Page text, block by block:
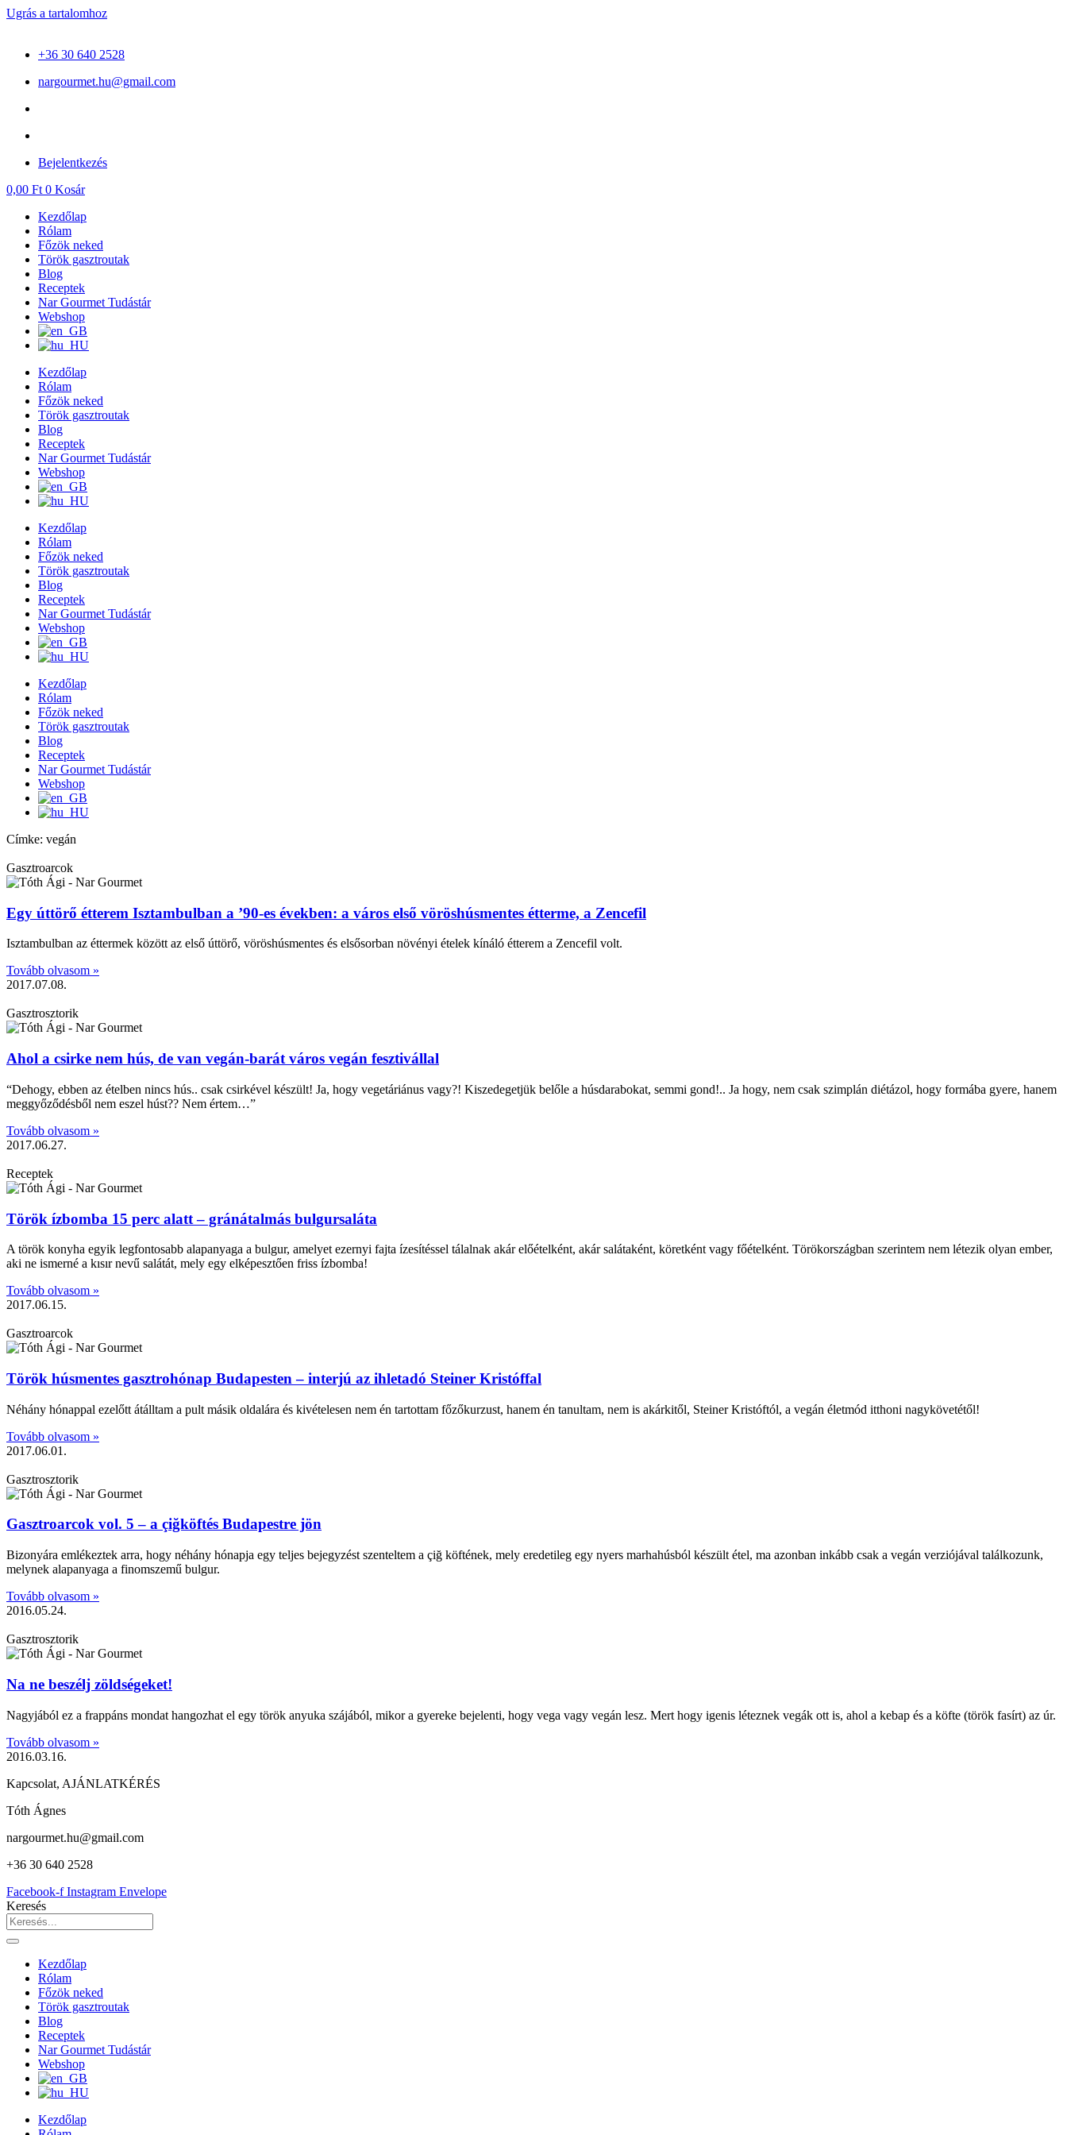
Ugrás a tartalomhoz
+36 30 640 2528
nargourmet.hu@gmail.com
Bejelentkezés
0,00 Ft 0 Kosár
Kezdőlap
Rólam
Főzök neked
Török gasztroutak
Blog
Receptek
Nar Gourmet Tudástár
Webshop
Kezdőlap
Rólam
Főzök neked
Török gasztroutak
Blog
Receptek
Nar Gourmet Tudástár
Webshop
Kezdőlap
Rólam
Főzök neked
Török gasztroutak
Blog
Receptek
Nar Gourmet Tudástár
Webshop
Kezdőlap
Rólam
Főzök neked
Török gasztroutak
Blog
Receptek
Nar Gourmet Tudástár
Webshop
Címke: vegán
Gasztroarcok
Egy úttörő étterem Isztambulban a ’90-es években: a város első vöröshúsmentes étterme, a Zencefil
Isztambulban az éttermek között az első úttörő, vöröshúsmentes és elsősorban növényi ételek kínáló étterem a Zencefil volt.
Tovább olvasom »
2017.07.08.
Gasztrosztorik
Ahol a csirke nem hús, de van vegán-barát város vegán fesztivállal
“Dehogy, ebben az ételben nincs hús.. csak csirkével készült! Ja, hogy vegetáriánus vagy?! Kiszedegetjük belőle a húsdarabokat, semmi gond!.. Ja hogy, nem csak szimplán diétázol, hogy formába gyere, hanem
meggyőződésből nem eszel húst?? Nem értem…”
Tovább olvasom »
2017.06.27.
Receptek
Török ízbomba 15 perc alatt – gránátalmás bulgursaláta
A török konyha egyik legfontosabb alapanyaga a bulgur, amelyet ezernyi fajta ízesítéssel tálalnak akár előételként, akár salátaként, köretként vagy főételként. Törökországban szerintem nem létezik olyan ember,
aki ne ismerné a kısır nevű salátát, mely egy elképesztően friss ízbomba!
Tovább olvasom »
2017.06.15.
Gasztroarcok
Török húsmentes gasztrohónap Budapesten – interjú az ihletadó Steiner Kristóffal
Néhány hónappal ezelőtt átálltam a pult másik oldalára és kivételesen nem én tartottam főzőkurzust, hanem én tanultam, nem is akárkitől, Steiner Kristóftól, a vegán életmód itthoni nagykövetétől!
Tovább olvasom »
2017.06.01.
Gasztrosztorik
Gasztroarcok vol. 5 – a çiğköftés Budapestre jön
Bizonyára emlékeztek arra, hogy néhány hónapja egy teljes bejegyzést szenteltem a çiğ köftének, mely eredetileg egy nyers marhahúsból készült étel, ma azonban inkább csak a vegán verziójával találkozunk,
melynek alapanyaga a finomszemű bulgur.
Tovább olvasom »
2016.05.24.
Gasztrosztorik
Na ne beszélj zöldségeket!
Nagyjából ez a frappáns mondat hangozhat el egy török anyuka szájából, mikor a gyereke bejelenti, hogy vega vagy vegán lesz. Mert hogy igenis léteznek vegák ott is, ahol a kebap és a köfte (török fasírt) az úr.
Tovább olvasom »
2016.03.16.
Kapcsolat, AJÁNLATKÉRÉS
Tóth Ágnes
nargourmet.hu@gmail.com
+36 30 640 2528
Facebook-f Instagram Envelope
Keresés
Kezdőlap
Rólam
Főzök neked
Török gasztroutak
Blog
Receptek
Nar Gourmet Tudástár
Webshop
Kezdőlap